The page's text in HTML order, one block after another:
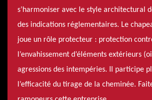
s’harmoniser avec le style architectural
des indications réglementaires. Le
joue un rôle protecteur : protection
l’envahissement d’éléments extérieurs
agressions des intempéries. Il participe
l’efficacité du tirage de la cheminée.